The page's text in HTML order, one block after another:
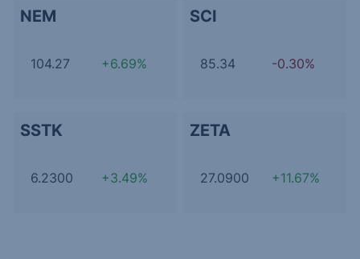
NEM
104.27 +6.69%
SCI
85.34 -0.30%
SSTK
6.2300 +3.49%
ZETA
27.0900 +11.67%